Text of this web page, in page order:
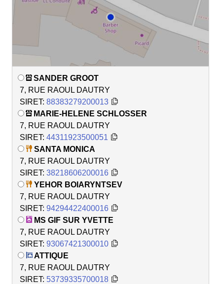
SANDER GROOT
7, RUE RAOUL DAUTRY
SIRET: 88383279200013
MARIE-HELENE SCHLOSSER
7, RUE RAOUL DAUTRY
SIRET: 44311923500051
SANTA MONICA
7, RUE RAOUL DAUTRY
SIRET: 38218606200016
YEHOR BOIARYNTSEV
7, RUE RAOUL DAUTRY
SIRET: 94294422400016
MS GIF SUR YVETTE
7, RUE RAOUL DAUTRY
SIRET: 93067421300010
ATTIQUE
7, RUE RAOUL DAUTRY
SIRET: 53739335700018